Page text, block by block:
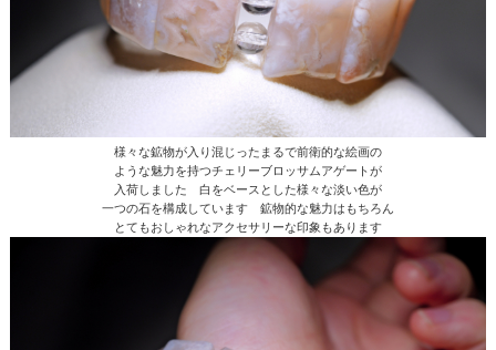
様々な鉱物が入り混じったまるで前衛的な絵画の
ような魅力を持つチェリーブロッサムアゲートが
入荷しました 白をベースとした様々な淡い色が
一つの石を構成しています 鉱物的な魅力はもちろん
とてもおしゃれなアクセサリーな印象もあります